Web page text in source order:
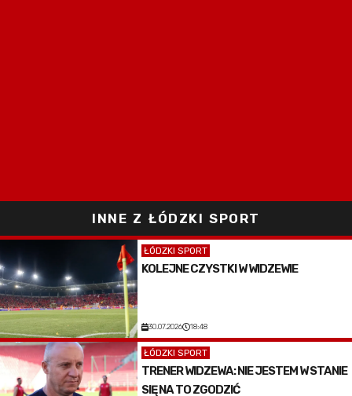
INNE Z ŁÓDZKI SPORT
ŁÓDZKI SPORT
KOLEJNE CZYSTKI W WIDZEWIE
30.07.2026 18:48
ŁÓDZKI SPORT
TRENER WIDZEWA: NIE JESTEM W STANIE
SIĘ NA TO ZGODZIĆ